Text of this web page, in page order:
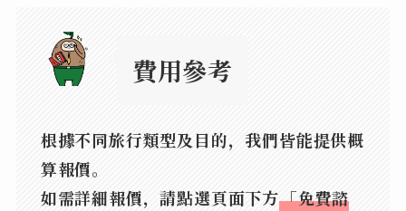
費用參考
根據不同旅行類型及目的，我們皆能提供概
算報價。
如需詳細報價，請點選頁面下方「免費諮